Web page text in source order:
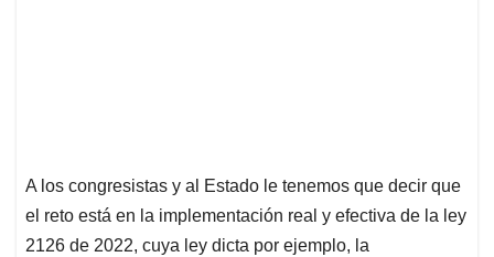
A los congresistas y al Estado le tenemos que decir que
el reto está en la implementación real y efectiva de la ley
2126 de 2022, cuya ley dicta por ejemplo, la